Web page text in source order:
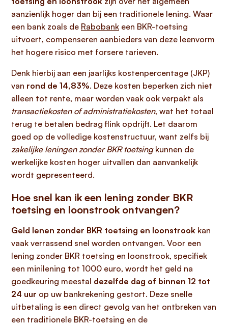
aanzienlijk hoger dan bij een traditionele lening. Waar
een bank zoals de Rabobank een BKR-toetsing
uitvoert, compenseren aanbieders van deze leenvorm
het hogere risico met forsere tarieven.
Denk hierbij aan een jaarlijks kostenpercentage (JKP)
van rond de 14,83%. Deze kosten beperken zich niet
alleen tot rente, maar worden vaak ook verpakt als
transactiekosten of administratiekosten, wat het totaal
terug te betalen bedrag flink opdrijft. Let daarom
goed op de volledige kostenstructuur, want zelfs bij
zakelijke leningen zonder BKR toetsingkunnen de
werkelijke kosten hoger uitvallen dan aanvankelijk
wordt gepresenteerd.
Hoe snel kan ik een lening zonder BKR
toetsing en loonstrook ontvangen?
Geld lenen zonder BKR toetsing en loonstrook kan
vaak verrassend snel worden ontvangen. Voor een
lening zonder BKR toetsing en loonstrook, specifiek
een minilening tot 1000 euro, wordt het geld na
goedkeuring meestal dezelfde dag of binnen 12 tot
24 uur op uw bankrekening gestort. Deze snelle
uitbetaling is een direct gevolg van het ontbreken van
een traditionele BKR-toetsing en de